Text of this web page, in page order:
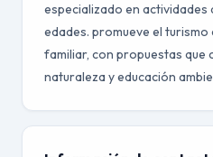
especializado en
edades. promueve el
familiar, con propuestas que
naturaleza y educación